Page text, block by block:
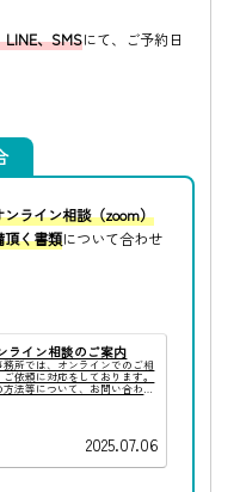
LINE、SMSにて、ご予約日
ンライン相談（zoom）
頂く書類について合わせ
ライン相談のご案内
務所では、オンラインでのご相
ご依頼に対応をしております。
方法等について、お問い合わせ
く頂戴することから以下のとお
2025.07.06